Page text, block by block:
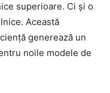
superioare. Ci și o
Această
generează un
noile modele de